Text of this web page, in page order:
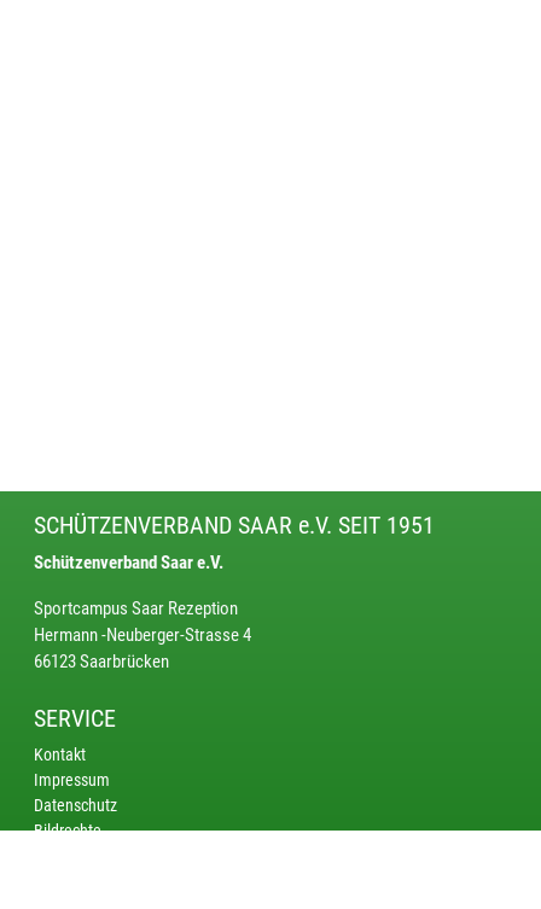
SCHÜTZENVERBAND SAAR e.V. SEIT 1951
Schützenverband Saar e.V.
Sportcampus Saar Rezeption
Hermann -Neuberger-Strasse 4
66123 Saarbrücken
SERVICE
Kontakt
Impressum
Datenschutz
Bildrechte